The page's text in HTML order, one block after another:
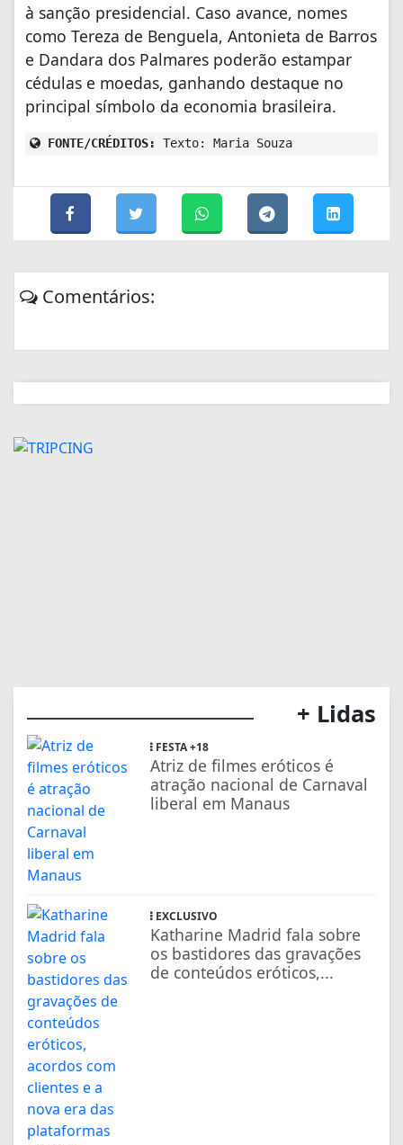
à sanção presidencial. Caso avance, nomes
como Tereza de Benguela, Antonieta de Barros
e Dandara dos Palmares poderão estampar
cédulas e moedas, ganhando destaque no
principal símbolo da economia brasileira.
FONTE/CRÉDITOS: Texto: Maria Souza
Comentários:
+ Lidas
FESTA +18
Atriz de filmes eróticos é
atração nacional de Carnaval
liberal em Manaus
EXCLUSIVO
Katharine Madrid fala sobre
os bastidores das gravações
de conteúdos eróticos,...